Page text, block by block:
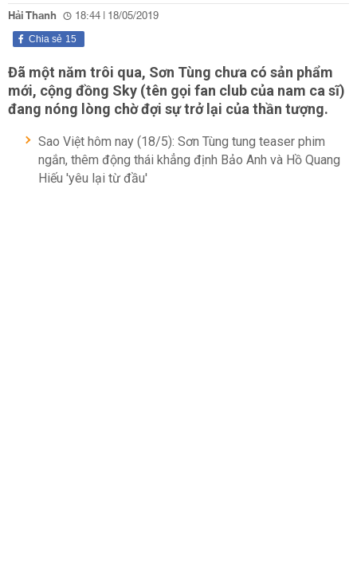
Hải Thanh 18:44 | 18/05/2019
15
Chia sẻ
Đã một năm trôi qua, Sơn Tùng chưa có sản phẩm
mới, cộng đồng Sky (tên gọi fan club của nam ca sĩ)
đang nóng lòng chờ đợi sự trở lại của thần tượng.
Sao Việt hôm nay (18/5): Sơn Tùng tung teaser phim
ngắn, thêm động thái khẳng định Bảo Anh và Hồ Quang
Hiếu 'yêu lại từ đầu'